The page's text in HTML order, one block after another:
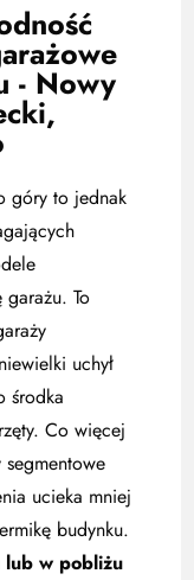
- Nowy
góry to jednak
To
uchył
środka
Co więcej
ucieka mniej
budynku.
lub w pobliżu